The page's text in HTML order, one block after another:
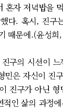
자 저녁밥을
다. 혹시, 진구
때문에.(윤성
구의 시선이
은 자신이 진
진구가 아닌
인 삶의 과정